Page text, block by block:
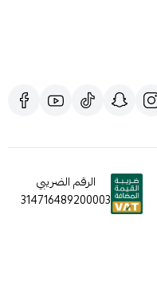
الرقم الضريبي
314716489200003